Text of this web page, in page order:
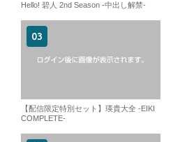
Hello! 碧人 2nd Season -中出し解禁-
【配信限定特別セット】瑛貴大全 -EIKI
COMPLETE-